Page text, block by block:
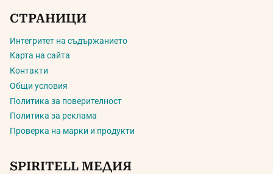
СТРАНИЦИ
Интегритет на съдържанието
Карта на сайта
Контакти
Общи условия
Политика за поверителност
Политика за реклама
Проверка на марки и продукти
SPIRITELL МЕДИЯ